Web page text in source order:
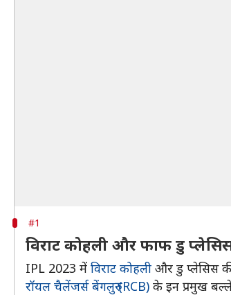
#1
विराट कोहली और फाफ डु
IPL 2023 में विराट कोहली और डु प्लेसिस की
रॉयल चैलेंजर्स बेंगलुरु (RCB) के इन प्रमुख